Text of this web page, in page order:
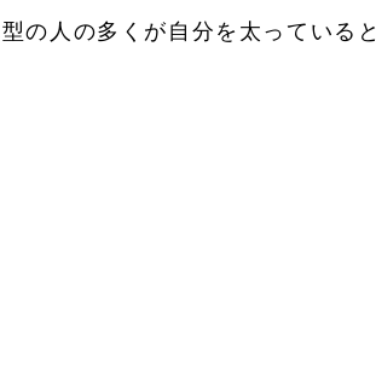
の人の多くが自分を太っていると